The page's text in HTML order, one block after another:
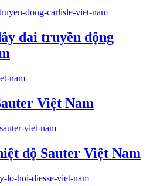
đai truyền động
Việt Nam
độ Sauter Việt Nam